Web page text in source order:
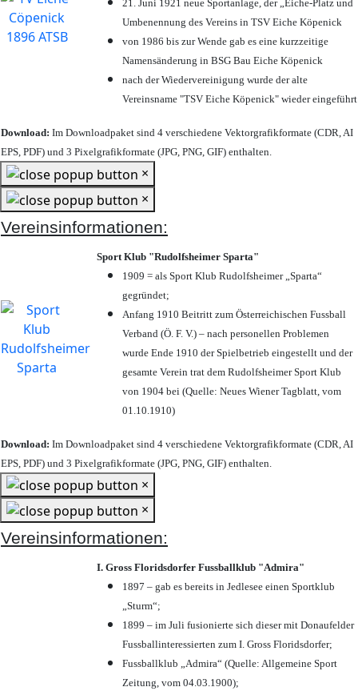
21. Juni 1921 neue Sportanlage, der „Eiche-Platz und
Umbenennung des Vereins in TSV Eiche Köpenick
von 1986 bis zur Wende gab es eine kurzzeitige
Namensänderung in BSG Bau Eiche Köpenick
nach der Wiedervereinigung wurde der alte
Vereinsname "TSV Eiche Köpenick" wieder eingeführt
Download: Im Downloadpaket sind 4 verschiedene Vektorgrafikformate (CDR, AI
EPS, PDF) und 3 Pixelgrafikformate (JPG, PNG, GIF) enthalten.
×
×
Vereinsinformationen:
Sport Klub "Rudolfsheimer Sparta"
1909 = als Sport Klub Rudolfsheimer „Sparta“
gegründet;
Anfang 1910 Beitritt zum Österreichischen Fussball
Verband (Ö. F. V.) – nach personellen Problemen
wurde Ende 1910 der Spielbetrieb eingestellt und der
gesamte Verein trat dem Rudolfsheimer Sport Klub
von 1904 bei (Quelle: Neues Wiener Tagblatt, vom
01.10.1910)
Download: Im Downloadpaket sind 4 verschiedene Vektorgrafikformate (CDR, AI
EPS, PDF) und 3 Pixelgrafikformate (JPG, PNG, GIF) enthalten.
×
×
Vereinsinformationen:
I. Gross Floridsdorfer Fussballklub "Admira"
1897 – gab es bereits in Jedlesee einen Sportklub
„Sturm“;
1899 – im Juli fusionierte sich dieser mit Donaufelder
Fussballinteressierten zum I. Gross Floridsdorfer;
Fussballklub „Admira“ (Quelle: Allgemeine Sport
Zeitung, vom 04.03.1900);